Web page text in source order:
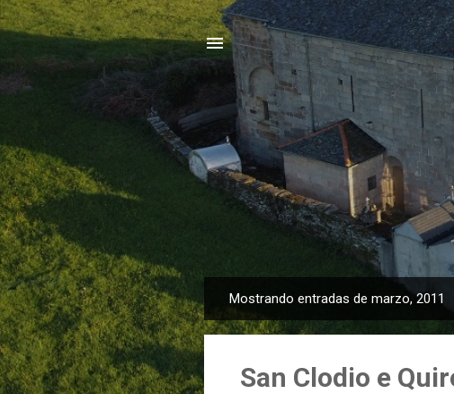
n
Mostrando entradas de marzo, 2011
San Clodio e